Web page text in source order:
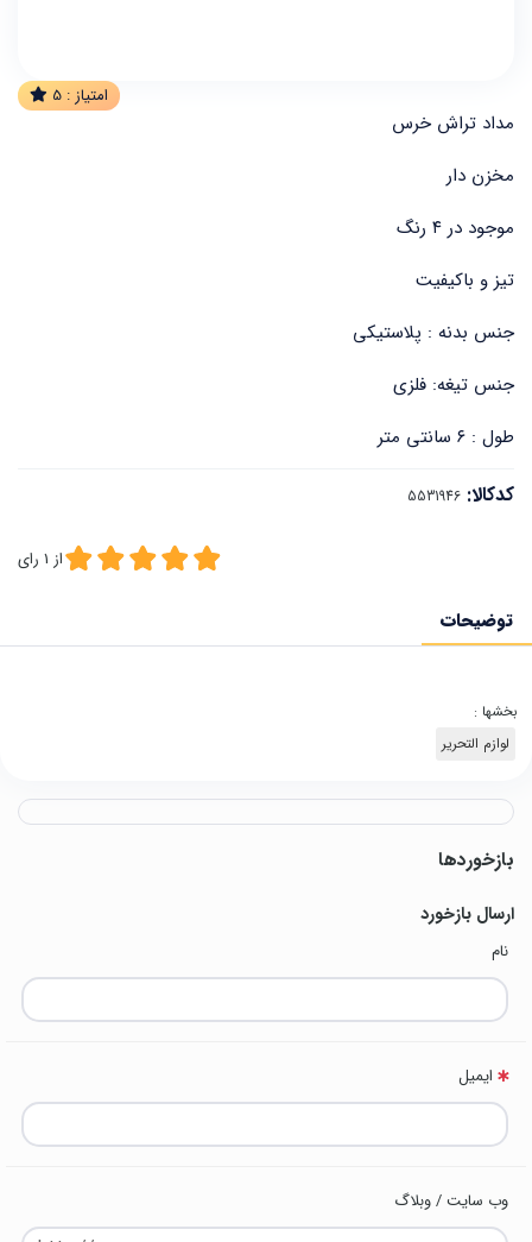
امتیاز : 5
مداد تراش خرس
مخزن دار
موجود در ۴ رنگ
تیز و باکیفیت
جنس بدنه : پلاستیکی
جنس تیغه: فلزی
طول : ۶ سانتی متر
کدکالا:
از 1 رای
توضیحات
بخشها :
لوازم التحریر
بازخوردها
ارسال بازخورد
نام
ایمیل
وب سایت / وبلاگ